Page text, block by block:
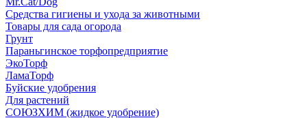
Средства гигиены и ухода за животными
Товары для сада огорода
Грунт
Параньгинское торфопредприятие
ЭкоТорф
ЛамаТорф
Буйские удобрения
Для растений
СОЮЗХИМ (жидкое удобрение)